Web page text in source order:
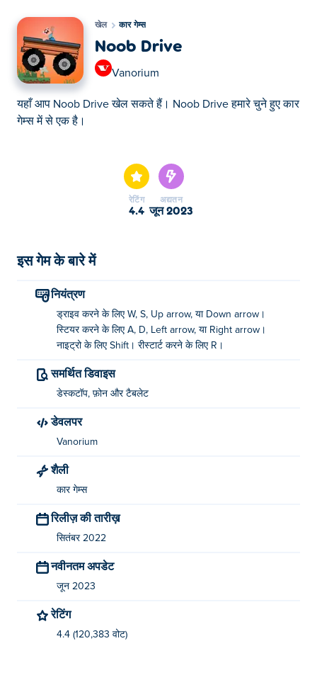
खेल कार गेम्स
Noob Drive
Vanorium
यहाँ आप Noob Drive खेल सकते हैं। Noob Drive हमारे चुने हुए कार
गेम्स में से एक है।
रेटिंग
4.4
अद्यतन
जून 2023
इस गेम के बारे में
नियंत्रण
ड्राइव करने के लिए W, S, Up arrow, या Down arrow।
स्टियर करने के लिए A, D, Left arrow, या Right arrow।
नाइट्रो के लिए Shift। रीस्टार्ट करने के लिए R।
समर्थित डिवाइस
डेस्कटॉप, फ़ोन और टैबलेट
डेवलपर
Vanorium
शैली
कार गेम्स
रिलीज़ की तारीख़
सितंबर 2022
नवीनतम अपडेट
जून 2023
रेटिंग
4.4 (120,383 वोट)